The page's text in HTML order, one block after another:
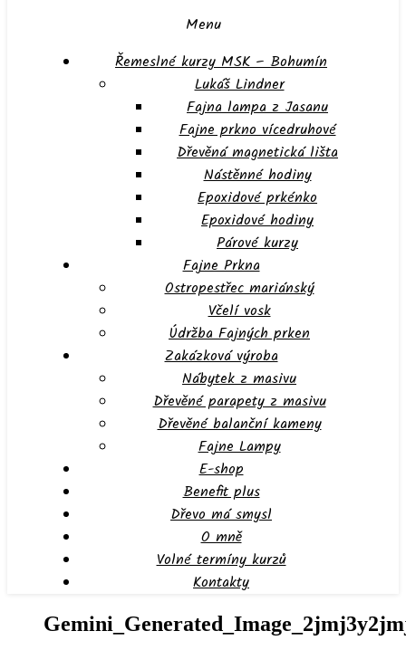
Menu
Řemeslné kurzy MSK – Bohumín
Lukáš Lindner
Fajna lampa z Jasanu
Fajne prkno vícedruhové
Dřevěná magnetická lišta
Nástěnné hodiny
Epoxidové prkénko
Epoxidové hodiny
Párové kurzy
Fajne Prkna
Ostropestřec mariánský
Včelí vosk
Údržba Fajných prken
Zakázková výroba
Nábytek z masivu
Dřevěné parapety z masivu
Dřevěné balanční kameny
Fajne Lampy
E-shop
Benefit plus
Dřevo má smysl
O mně
Volné termíny kurzů
Kontakty